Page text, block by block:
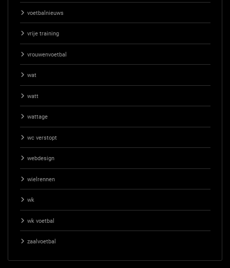
voetbalnieuws
vrije training
vrouwenvoetbal
wat
watt
wattage
wc verstopt
webdesign
wielrennen
wk
wk voetbal
zaalvoetbal